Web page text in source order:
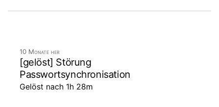
10 Monate her
[gelöst] Störung
Passwortsynchronisation
Gelöst nach 1h 28m